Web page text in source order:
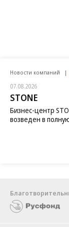
Новости компаний
07.08.2026
STONE
Бизнес-центр
возведен в